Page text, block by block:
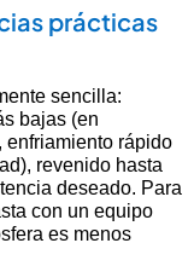
prácticas
sencilla:
bajas (en
enfriamiento rápido
revenido hasta
deseado. Para
con un equipo
es menos